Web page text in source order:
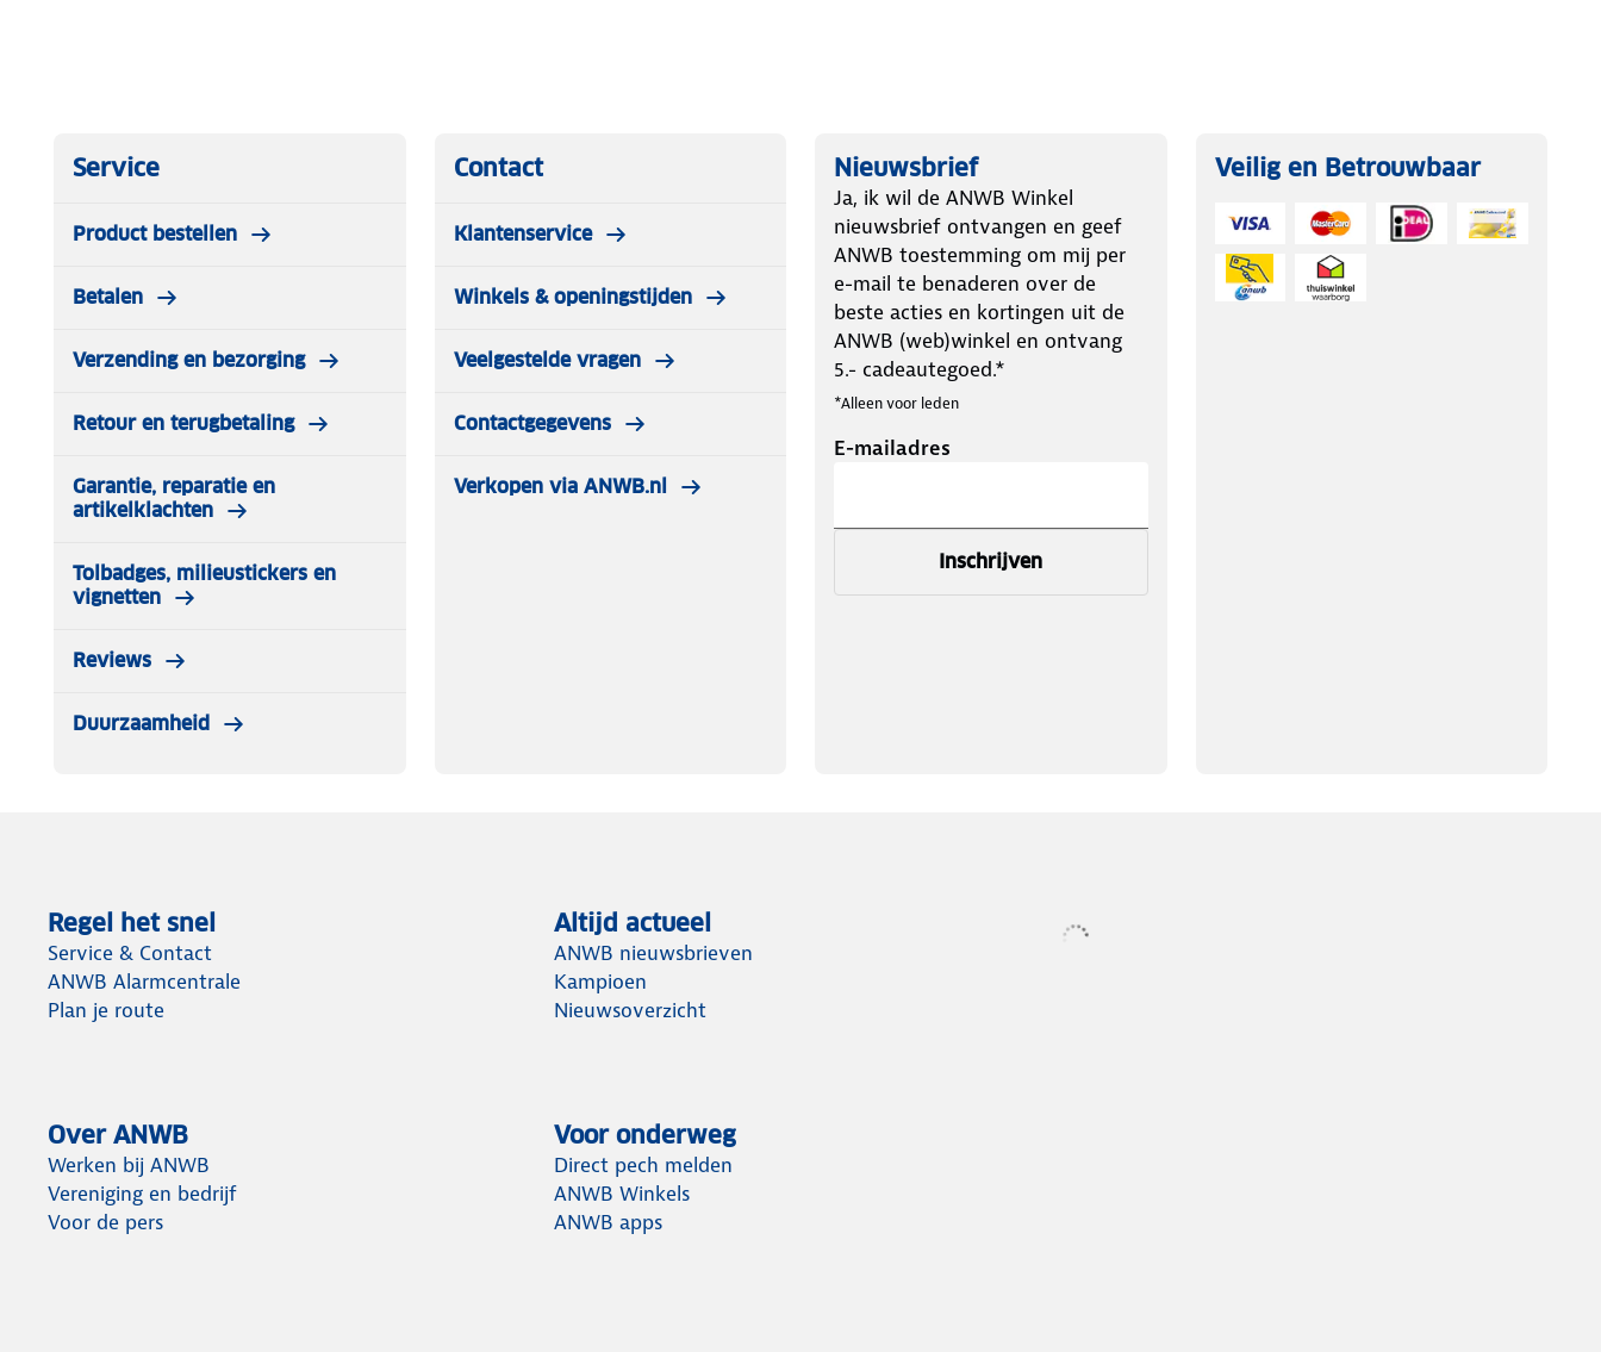
Service
Product bestellen
Betalen
Verzending en bezorging
Retour en terugbetaling
Garantie, reparatie en
artikelklachten
Tolbadges, milieustickers en
vignetten
Reviews
Duurzaamheid
Contact
Klantenservice
Winkels & openingstijden
Veelgestelde vragen
Contactgegevens
Verkopen via ANWB.nl
Nieuwsbrief
Ja, ik wil de ANWB Winkel
nieuwsbrief ontvangen en geef
ANWB toestemming om mij per
e-mail te benaderen over de
beste acties en kortingen uit de
ANWB (web)winkel en ontvang
5.- cadeautegoed.*
*Alleen voor leden
E-mailadres
Inschrijven
Veilig en Betrouwbaar
Regel het snel
Service & Contact
ANWB Alarmcentrale
Plan je route
Altijd actueel
ANWB nieuwsbrieven
Kampioen
Nieuwsoverzicht
Over ANWB
Werken bij ANWB
Vereniging en bedrijf
Voor de pers
Voor onderweg
Direct pech melden
ANWB Winkels
ANWB apps